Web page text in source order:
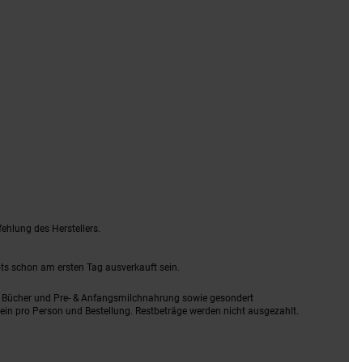
des Herstellers.
schon am ersten Tag ausverkauft sein.
und Pre- & Anfangsmilchnahrung sowie gesondert
pro Person und Bestellung. Restbeträge werden nicht ausgezahlt.